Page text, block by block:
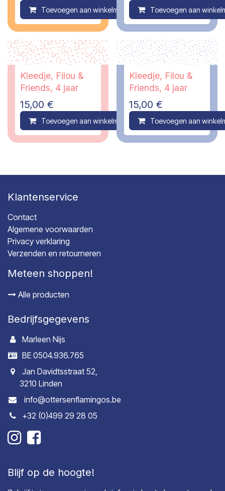
Toevoegen aan winkelmandje Compare
Toevoegen aan
Kleedje, Filou &
Friends, 4 jaar
15,00 €
Toevoegen aan winkelmandje Compare
Kleedje, Filou &
Friends, 4 jaar
15,00 €
Toevoegen aan
Klantenservice
Contact
Algemene voorwaarden
Privacy verklaring
Verzenden en retourneren
Meteen shoppen!
Alle producten
Bedrijfsgegevens
Marleen Nijs
BE 0504.936.765
Jan Davidtsstraat 52,
3210 Linden
info@ottersenflamingos.be
+32 (0)499 29 28 05
Blijf op de hoogte!